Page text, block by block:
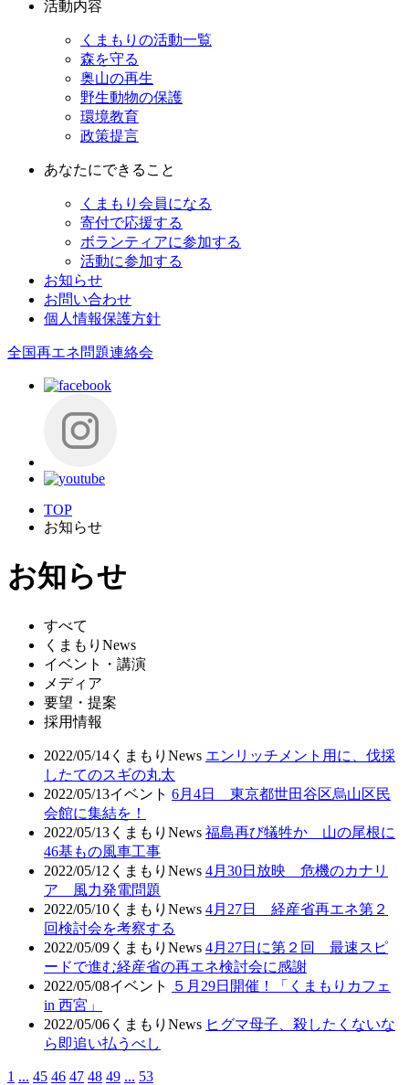
活動内容
くまもりの活動一覧
森を守る
奥山の再生
野生動物の保護
環境教育
政策提言
あなたにできること
くまもり会員になる
寄付で応援する
ボランティアに参加する
活動に参加する
お知らせ
お問い合わせ
個人情報保護方針
全国再エネ問題連絡会
TOP
お知らせ
お知らせ
すべて
くまもりNews
イベント・講演
メディア
要望・提案
採用情報
2022/05/14 くまもりNews エンリッチメント用に、伐採
したてのスギの丸太
2022/05/13イベント 6月4日 東京都世田谷区烏山区民
会館に集結を！
2022/05/13 くまもりNews 福島再び犠牲か 山の尾根に
46基もの風車工事
2022/05/12 くまもりNews 4月30日放映 危機のカナリ
ア 風力発電問題
2022/05/10 くまもりNews 4月27日 経産省再エネ第２
回検討会を考察する
2022/05/09 くまもりNews 4月27日に第２回 最速スピ
ードで進む経産省の再エネ検討会に感謝
2022/05/08イベント
５月29日開催！「くまもりカフェ
in 西宮」
2022/05/06 くまもりNews ヒグマ母子、殺したくないな
ら即追い払うべし
1 ... 45 46 47 48 49 ... 53